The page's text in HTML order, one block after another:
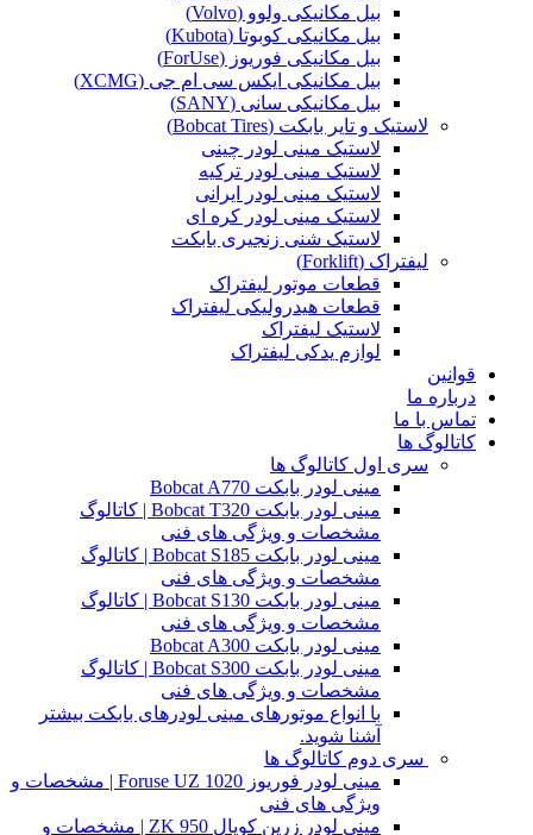
بیل مکانیکی ولوو (Volvo)
بیل مکانیکی کوبوتا (Kubota)
بیل مکانیکی فوریوز (ForUse)
بیل مکانیکی ایکس سی ام جی (XCMG)
بیل مکانیکی سانی (SANY)
لاستیک و تایر بابکت (Bobcat Tires)
لاستیک مینی لودر چینی
لاستیک مینی لودر ترکیه
لاستیک مینی لودر ایرانی
لاستیک مینی لودر کره ای
لاستیک شنی زنجیری بابکت
لیفتراک (Forklift)
قطعات موتور لیفتراک
قطعات هیدرولیکی لیفتراک
لاستیک لیفتراک
لوازم یدکی لیفتراک
قوانین
درباره ما
تماس با ما
کاتالوگ ها
سری اول کاتالوگ ها
مینی لودر بابکت Bobcat A770
مینی لودر بابکت Bobcat T320 | کاتالوگ
مشخصات و ویژگی های فنی
مینی لودر بابکت Bobcat S185 | کاتالوگ
مشخصات و ویژگی های فنی
مینی لودر بابکت Bobcat S130 | کاتالوگ
مشخصات و ویژگی های فنی
مینی لودر بابکت Bobcat A300
مینی لودر بابکت Bobcat S300 | کاتالوگ
مشخصات و ویژگی های فنی
با انواع موتورهای مینی لودرهای بابکت بیشتر
آشنا شوید.
سری دوم کاتالوگ ها
مینی لودر فوریوز Foruse UZ 1020 | مشخصات و
ویژگی های فنی
مینی لودر زرین کوپال ZK 950 | مشخصات و